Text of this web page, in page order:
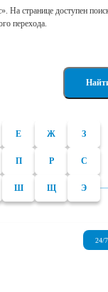
На странице доступен
перехода.
Е Ж З
П Р С
Ш Щ Э
24/7